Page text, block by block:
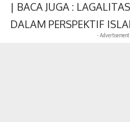
| BACA JUGA :
DALAM PERSPEKTIF
- Advertisement